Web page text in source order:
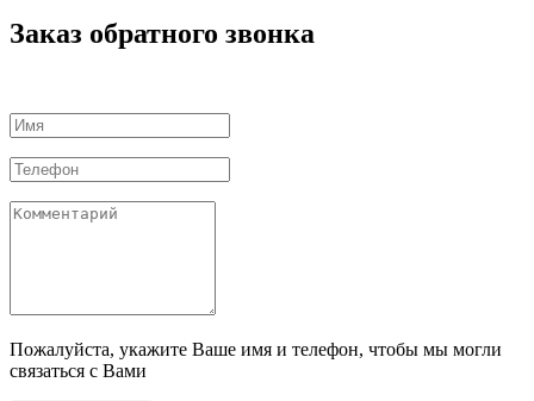
Заказ обратного звонка
Пожалуйста, укажите Ваше имя и телефон, чтобы мы могли
связаться с Вами